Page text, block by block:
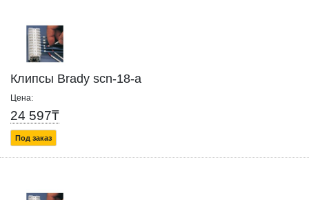
Клипсы Brady scn-18-a
Цена:
24 597₸
Под заказ